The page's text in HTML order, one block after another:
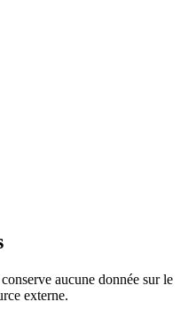
aucune donnée sur le
externe.